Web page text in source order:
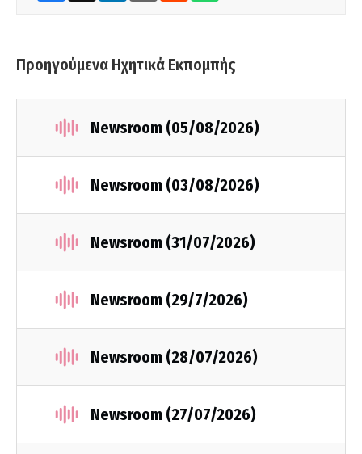
Προηγούμενα Ηχητικά Εκπομπής
Newsroom (05/08/2026)
Newsroom (03/08/2026)
Newsroom (31/07/2026)
Newsroom (29/7/2026)
Newsroom (28/07/2026)
Newsroom (27/07/2026)